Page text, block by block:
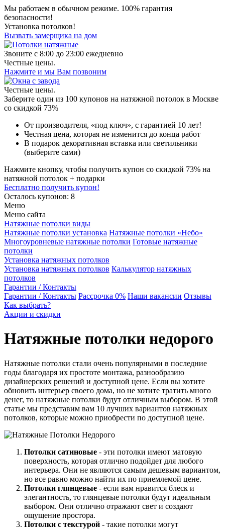
Мы работаем в обычном режиме. 100% гарантия
безопасности!
Установка потолков!
Вызвать замерщика на дом
Звоните с 8:00 до 23:00 ежедневно
Честные цены.
Нажмите и мы Вам позвоним
Честные цены.
Заберите один из 100 купонов на натяжной потолок в Москве
со скидкой 73%
От производителя, «под ключ», с гарантией 10 лет!
Честная цена, которая не изменится до конца работ
В подарок декоративная вставка или светильники
(выберите сами)
Нажмите кнопку, чтобы получить купон со скидкой 73% на
натяжной потолок + подарки
Бесплатно получить купон!
Осталось купонов: 8
Меню
Меню сайта
Натяжные потолки виды
Натяжные потолки установка Натяжные потолки «Небо»
Многоуровневые натяжные потолки Готовые натяжные
потолки
Установка натяжных потолков
Установка натяжных потолков Калькулятор натяжных
потолков
Гарантии / Контакты
Гарантии / Контакты Рассрочка 0% Наши вакансии Отзывы
Как выбрать?
Акции и скидки
Натяжные потолки недорого
Натяжные потолки стали очень популярными в последние
годы благодаря их простоте монтажа, разнообразию
дизайнерских решений и доступной цене. Если вы хотите
обновить интерьер своего дома, но не хотите тратить много
денег, то натяжные потолки будут отличным выбором. В этой
статье мы представим вам 10 лучших вариантов натяжных
потолков, которые можно приобрести по доступной цене.
Потолки сатиновые - эти потолки имеют матовую
поверхность, которая отлично подойдет для любого
интерьера. Они не являются самым дешевым вариантом,
но все равно можно найти их по приемлемой цене.
Потолки глянцевые - если вам нравится блеск и
элегантность, то глянцевые потолки будут идеальным
выбором. Они отлично отражают свет и создают
ощущение простора.
Потолки с текстурой - такие потолки могут